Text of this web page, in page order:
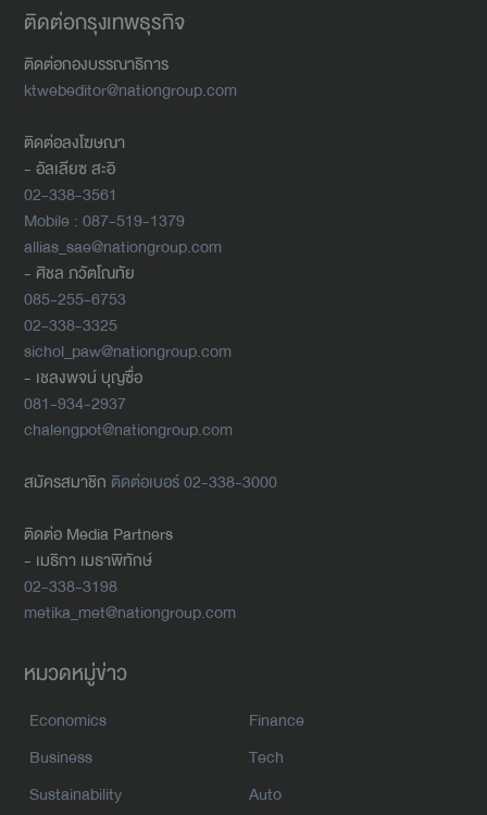
ติดต่อกรุงเทพธุรกิจ
ติดต่อกองบรรณาธิการ
ktwebeditor@nationgroup.com
ติดต่อลงโฆษณา
- อัลเลียซ สะอิ
02-338-3561
Mobile : 087-519-1379
allias_sae@nationgroup.com
- ศิชล ภวัตโณทัย
085-255-6753
02-338-3325
sichol_paw@nationgroup.com
- เชลงพจน์ บุญซื่อ
081-934-2937
chalengpot@nationgroup.com
สมัครสมาชิก ติดต่อเบอร์ 02-338-3000
ติดต่อ Media Partners
- เมธิกา เมธาพิทักษ์
02-338-3198
metika_met@nationgroup.com
หมวดหมู่ข่าว
Economics
Finance
Business
Tech
Sustainability
Auto